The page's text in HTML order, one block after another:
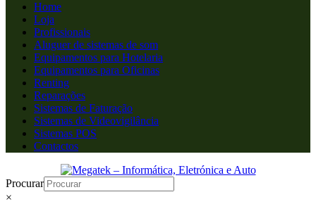
Home
Loja
Profissionais
Aluguer de sistemas de som
Equipamentos para Hotelaria
Equipamentos para Oficinas
Renting
Reparações
Sistemas de Faturação
Sistemas de Videovigilância
Sistemas POS
Contactos
Procurar
×